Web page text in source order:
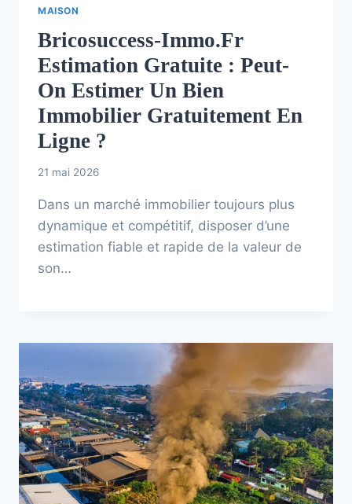
MAISON
Bricosuccess-Immo.fr
Estimation Gratuite : Peut-
On Estimer Un Bien
Immobilier Gratuitement En
Ligne ?
21 mai 2026
Dans un marché immobilier toujours plus
dynamique et compétitif, disposer d’une
estimation fiable et rapide de la valeur de
son…